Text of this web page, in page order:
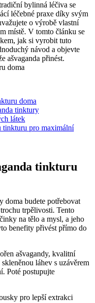
bylinná léčiva se
léčebné praxe díky svým
o výrobě vlastní
místě. V tomto článku se
jak si vyrobit tuto
návod a objevte
ašvaganda přinést.
doma
tinktury
látek
tinkturu pro maximální
tinkturu
doma budete potřebovat
trpělivosti. Tento
na tělo a mysl, a jeho
benefity přivést přímo do
ašvagandy, kvalitní
láhev s uzávěrem
Poté postupujte
pro lepší extrakci